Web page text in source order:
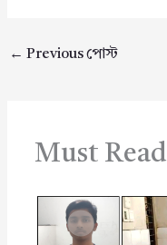
← Previous পোস্ট
Must Read